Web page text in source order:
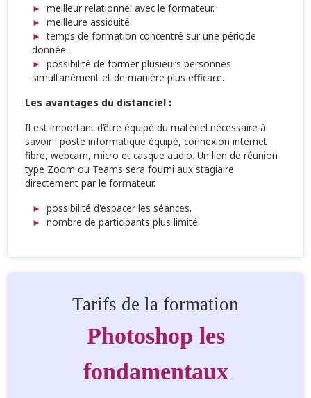
meilleur relationnel avec le formateur.
meilleure assiduité.
temps de formation concentré sur une période
donnée.
possibilité de former plusieurs personnes
simultanément et de manière plus efficace.
Les avantages du distanciel :
Il est important d’être équipé du matériel nécessaire à
savoir : poste informatique équipé, connexion internet
fibre, webcam, micro et casque audio. Un lien de réunion
type Zoom ou Teams sera fourni aux stagiaire
directement par le formateur.
possibilité d'espacer les séances.
nombre de participants plus limité.
Tarifs de la formation
Photoshop les
fondamentaux